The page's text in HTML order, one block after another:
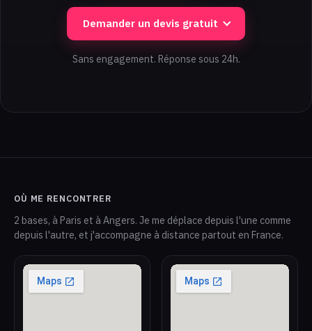
Demander un devis gratuit
Sans engagement. Réponse sous 24h.
OÙ ME RENCONTRER
2 bases, à Paris et à Angers. Je me déplace depuis l'une comme
depuis l'autre, et j'accompagne à distance partout en France.